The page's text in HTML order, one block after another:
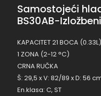
Samostojeći
BS30AB-Izložbeni
KAPACITET 21 BOCA (0.33L)
1 ZONA (2-12 °C)
CRNA RUČKA
Š: 29,5 x V: 82/89 x D: 56
En.klasa: C, ST